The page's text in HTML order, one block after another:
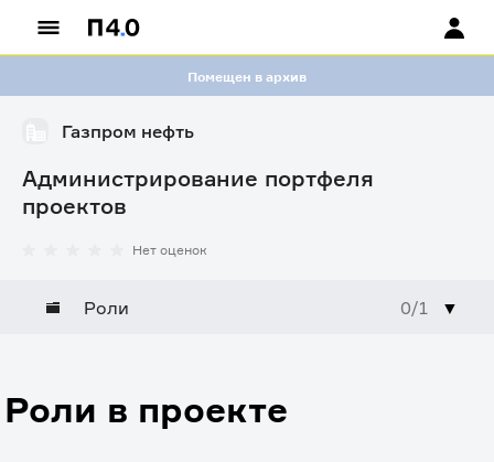
Помещен в архив
Газпром нефть
Администрирование портфеля
проектов
Нет оценок
Роли 0/1 ▼
Роли в проекте